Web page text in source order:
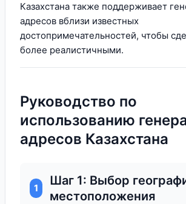
Казахстана также поддерживает
адресов вблизи известных
достопримечательностей, чтобы
более реалистичными.
Руководство по
использованию
адресов Казахстана
1
Шаг 1: Выбор
местоположения